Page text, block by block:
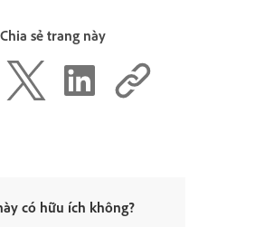
Chia sẻ trang này
có hữu ích không?